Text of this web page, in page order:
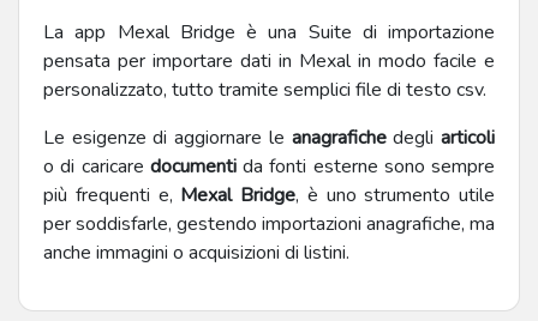
La app Mexal Bridge è una Suite di importazione
pensata per importare dati in Mexal in modo facile e
personalizzato, tutto tramite semplici file di testo csv.
Le esigenze di aggiornare le anagrafichedegliarticoli
o di caricare documenti da fonti esterne sono sempre
più frequenti e, Mexal Bridge, è uno strumento utile
per soddisfarle, gestendo importazioni anagrafiche, ma
anche immagini o acquisizioni di listini.